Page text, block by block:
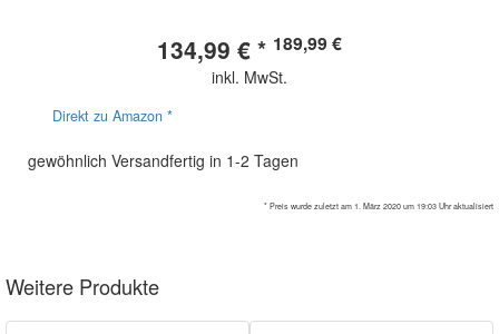
134,99 € * 189,99 €
inkl. MwSt.
Direkt zu Amazon *
gewöhnlich Versandfertig in 1-2 Tagen
* Preis wurde zuletzt am 1. März 2020 um 19:03 Uhr aktualisiert
Weitere Produkte